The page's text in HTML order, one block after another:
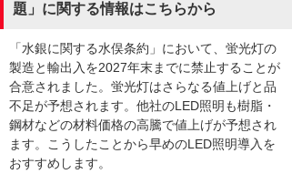
題」に関する情報はこちらから
「水銀に関する水俣条約」において、蛍光灯の
製造と輸出入を2027年末までに禁止することが
合意されました。蛍光灯はさらなる値上げと品
不足が予想されます。他社のLED照明も樹脂・
鋼材などの材料価格の高騰で値上げが予想され
ます。こうしたことから早めのLED照明導入を
おすすめします。